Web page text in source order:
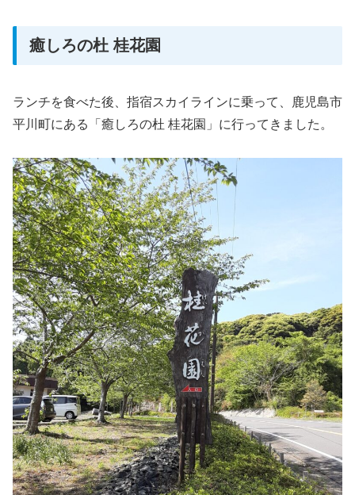
癒しろの杜 桂花園
ランチを食べた後、指宿スカイラインに乗って、鹿児島市
平川町にある「癒しろの杜 桂花園」に行ってきました。